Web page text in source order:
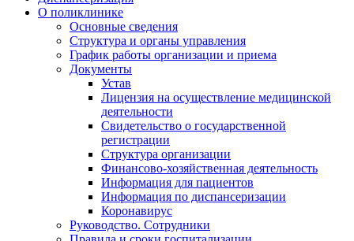
О поликлинике
Основные сведения
Структура и органы управления
График работы организации и приема
Документы
Устав
Лицензия на осуществление медицинской
деятельности
Свидетельство о государственной
регистрации
Структура организации
Финансово-хозяйственная деятельность
Информация для пациентов
Информация по диспансеризации
Коронавирус
Руководство. Сотрудники